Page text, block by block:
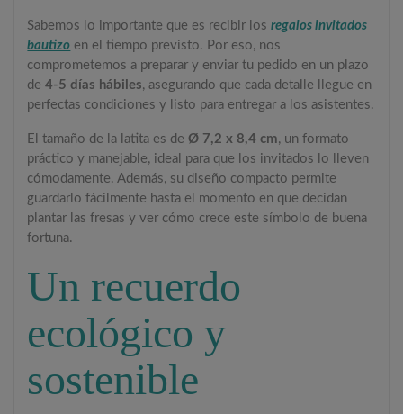
Sabemos lo importante que es recibir losregalos invitados
bautizo en el tiempo previsto. Por eso, nos
comprometemos a preparar y enviar tu pedido en un plazo
de4-5 días hábiles, asegurando que cada detalle llegue en
perfectas condiciones y listo para entregar a los asistentes.
El tamaño de la latita es deØ 7,2 x 8,4 cm, un formato
práctico y manejable, ideal para que los invitados lo lleven
cómodamente. Además, su diseño compacto permite
guardarlo fácilmente hasta el momento en que decidan
plantar las fresas y ver cómo crece este símbolo de buena
fortuna.
Un recuerdo
ecológico y
sostenible